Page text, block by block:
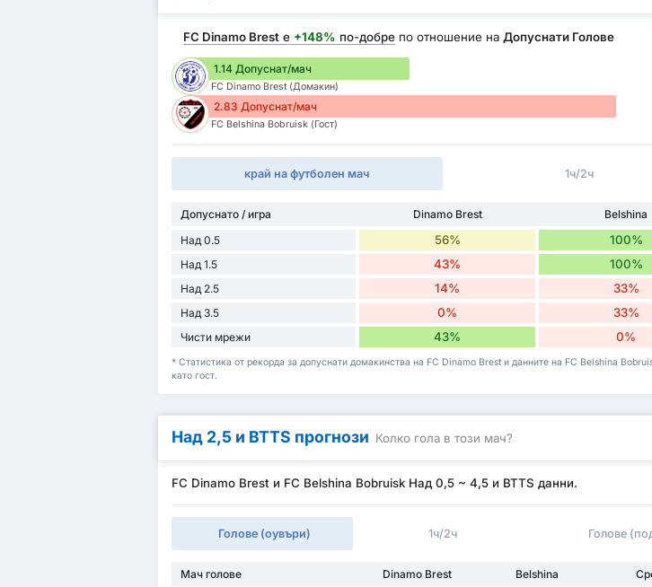
FC Dinamo Brest е +148% по-добре по отношение наДопуснати Голове
1.14 Допуснат/мач
FC Dinamo Brest (Домакин)
2.83 Допуснат/мач
FC Belshina Bobruisk (Гост)
край на футболен мач 1ч/2ч
Допуснато / игра Dinamo Brest
Belshina
Над 0.5
56% 100%
Над 1.5 43% 100%
Над 2.5 14% 33%
Над 3.5 0% 33%
Чисти мрежи 43% 0%
* Статистика от рекорда за допуснати домакинства на FC Dinamo Brest и данните на FC Belshina
като гост.
Над 2,5 и BTTS прогнози Колко гола в този мач?
FC Dinamo Brest и FC Belshina Bobruisk Над 0,5 ~ 4,5 и BTTS данни.
Голове (оувъри) 1ч/2ч Голове
Мач голове Dinamo Brest Belshina